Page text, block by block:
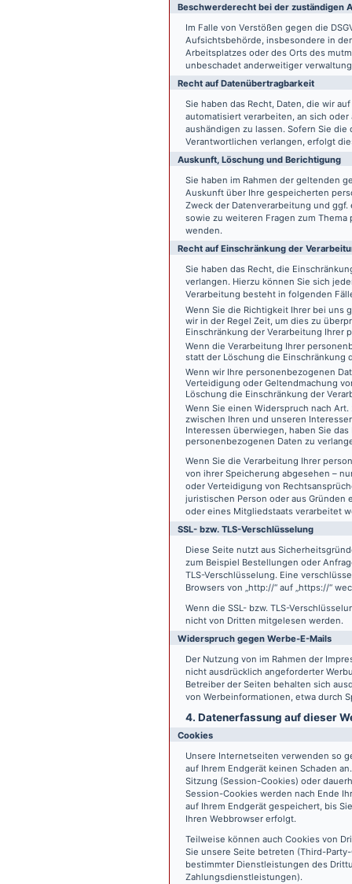
Beschwerde­recht bei der zuständigen
Im Falle von Verstößen gegen die
Aufsichtsbehörde, insbesondere in
Arbeitsplatzes oder des Orts des
unbeschadet anderweitiger
Recht auf Daten­übertrag­barkeit
Sie haben das Recht, Daten, die wir
automatisiert verarbeiten, an sich
aushändigen zu lassen. Sofern Sie
Verantwortlichen verlangen, erfolgt
Auskunft, Löschung und Berichtigung
Sie haben im Rahmen der geltenden
Auskunft über Ihre gespeicherten
Zweck der Datenverarbeitung und
sowie zu weiteren Fragen zum
wenden.
Recht auf Einschränkung der
Sie haben das Recht, die
verlangen. Hierzu können Sie sich
Verarbeitung besteht in folgenden
Wenn Sie die Richtigkeit Ihrer bei
wir in der Regel Zeit, um dies zu
Einschränkung der Verarbeitung Ihrer
Wenn die Verarbeitung Ihrer
statt der Löschung die Einschränkung
Wenn wir Ihre personenbezogenen
Verteidigung oder Geltendmachung
Löschung die Einschränkung der
Wenn Sie einen Widerspruch nach
zwischen Ihren und unseren
Interessen überwiegen, haben Sie
personenbezogenen Daten zu
Wenn Sie die Verarbeitung Ihrer
von ihrer Speicherung abgesehen –
oder Verteidigung von
juristischen Person oder aus
oder eines Mitgliedstaats verarbeitet
SSL- bzw. TLS-Verschlüsselung
Diese Seite nutzt aus
zum Beispiel Bestellungen oder
TLS-Verschlüsselung. Eine
Browsers von „http://“ auf „https://“
Wenn die SSL- bzw. TLS-
nicht von Dritten mitgelesen werden.
Widerspruch gegen Werbe-E-Mails
Der Nutzung von im Rahmen der
nicht ausdrücklich angeforderter
Betreiber der Seiten behalten sich
von Werbeinformationen, etwa durch
4. Datenerfassung auf dieser
Cookies
Unsere Internetseiten verwenden so
auf Ihrem Endgerät keinen Schaden
Sitzung (Session-Cookies) oder
Session-Cookies werden nach Ende
auf Ihrem Endgerät gespeichert, bis
Ihren Webbrowser erfolgt.
Teilweise können auch Cookies von
Sie unsere Seite betreten (Third-
bestimmter Dienstleistungen des
Zahlungsdienstleistungen).